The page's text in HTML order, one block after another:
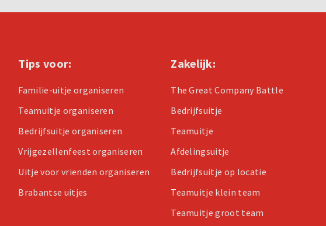
Tips voor:
Familie-uitje organiseren
Teamuitje organiseren
Bedrijfsuitje organiseren
Vrijgezellenfeest organiseren
Uitje voor vrienden organiseren
Brabantse uitjes
Zakelijk:
The Great Company Battle
Bedrijfsuitje
Teamuitje
Afdelingsuitje
Bedrijfsuitje op locatie
Teamuitje klein team
Teamuitje groot team